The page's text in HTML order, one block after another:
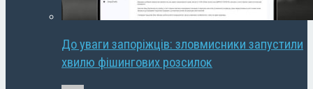
До уваги запоріжців: зловмисники запустили
хвилю фішингових розсилок